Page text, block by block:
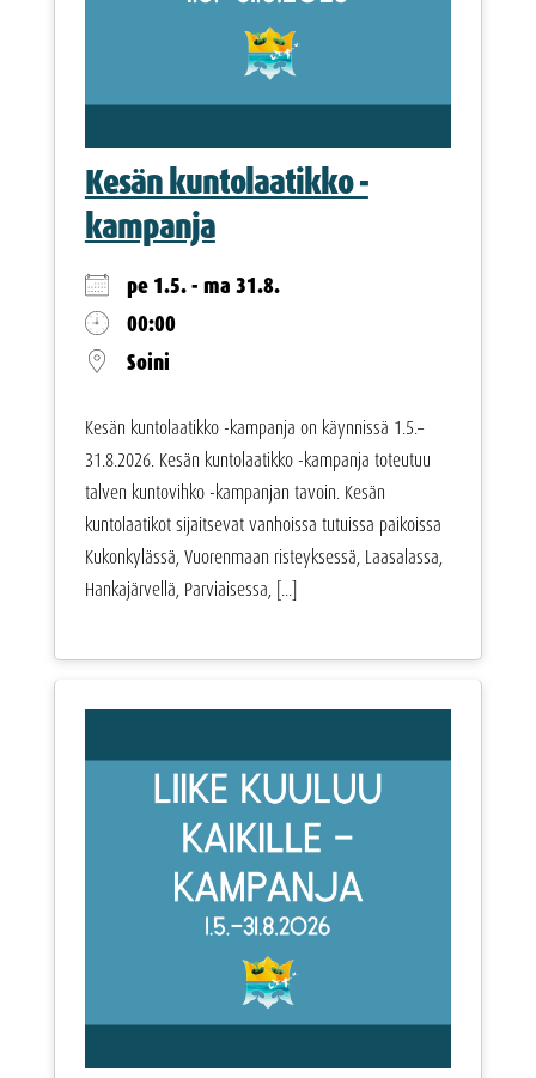
Kesän kuntolaatikko -
kampanja
pe 1.5. - ma 31.8.
00:00
Soini
Kesän kuntolaatikko -kampanja on käynnissä 1.5.–
31.8.2026. Kesän kuntolaatikko -kampanja toteutuu
talven kuntovihko -kampanjan tavoin. Kesän
kuntolaatikot sijaitsevat vanhoissa tutuissa paikoissa
Kukonkylässä, Vuorenmaan risteyksessä, Laasalassa,
Hankajärvellä, Parviaisessa, [...]